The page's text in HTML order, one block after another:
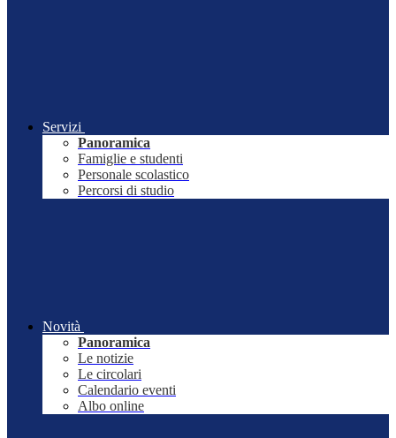
Servizi
Panoramica
Famiglie e studenti
Personale scolastico
Percorsi di studio
Novità
Panoramica
Le notizie
Le circolari
Calendario eventi
Albo online